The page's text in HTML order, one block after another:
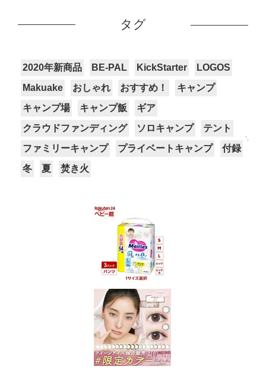
タグ
2020年新商品 BE-PAL KickStarter
LOGOS
Makuake
おしゃれ おすすめ！
キャンプ
キャンプ場
キャンプ飯
ギア
クラウドファンディング
ソロキャンプ
テント
ファミリーキャンプ
プライベートキャンプ
付録
冬
夏 焚き火